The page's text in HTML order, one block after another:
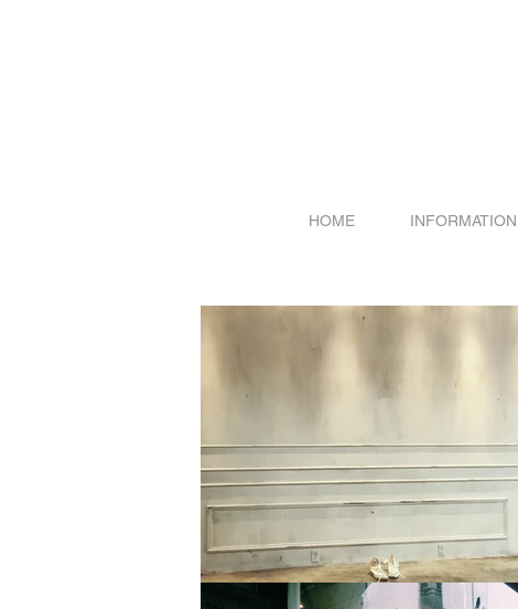
HOME INFORMATION